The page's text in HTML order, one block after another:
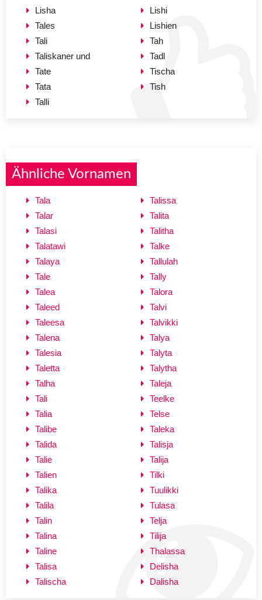
Lisha
Tales
Tali
Taliskaner und
Tate
Tata
Talli
Lishi
Lishien
Tah
Tadl
Tischa
Tish
Ähnliche Vornamen
Tala
Talar
Talasi
Talatawi
Talaya
Tale
Talea
Taleed
Taleesa
Talena
Talesia
Taletta
Talha
Tali
Talia
Talibe
Talida
Talie
Talien
Talika
Talila
Talin
Talina
Taline
Talisa
Talischa
Talissa
Talita
Talitha
Talke
Tallulah
Tally
Talora
Talvi
Talvikki
Talya
Talyta
Talytha
Taleja
Teelke
Telse
Taleka
Talisja
Talija
Tilki
Tuulikki
Tulasa
Telja
Tilija
Thalassa
Delisha
Dalisha